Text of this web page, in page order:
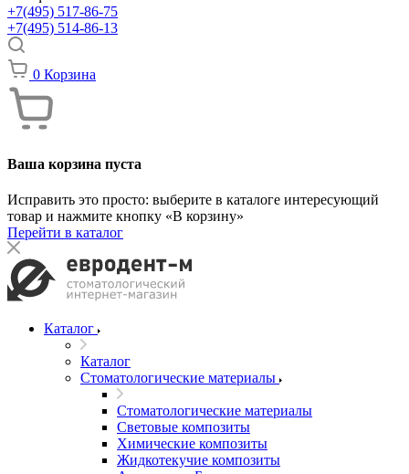
+7(495) 517-86-75
+7(495) 514-86-13
0 Корзина
Ваша корзина пуста
Исправить это просто: выберите в каталоге интересующий
товар и нажмите кнопку «В корзину»
Перейти в каталог
Каталог
Каталог
Стоматологические материалы
Стоматологические материалы
Световые композиты
Химические композиты
Жидкотекучие композиты